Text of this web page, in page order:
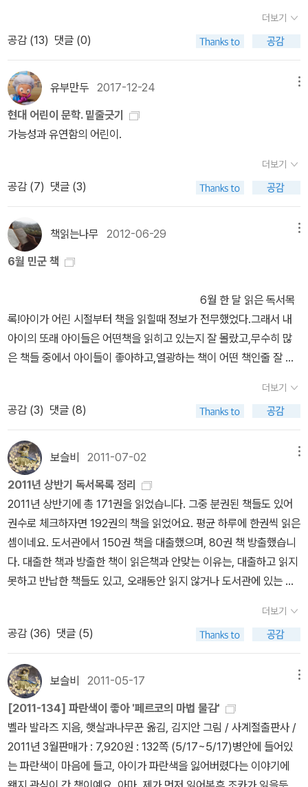
한 결말은 사랑을 이야기하는 그 어떤 문학 작품보다도 아름답게 다
가온다. 또한 페르코와 같은 독립적인 캐릭터를 통해 ‘성장 동화의 주
체는 말 그대로 성장하는 어린이’라는 단순하지만 중요한 진리를 다
시 한 번 깨닫게 한다. 우에노 료는 자신의 저서 『현대 어린이문학』에
서 ‘어린이를 그리는 것은 인간을 그리는 것이다. 인간을 그리는 것은
삶의 기쁨 또는 슬픔을 그리는 것이다.’라고 말했다. 그의 말처럼 이
작품에는 어린이가 ‘동심’ 속에 매몰된 수동적인 존재가 아닌 사랑하
한 듯, 이 작품이 생생하게 살아 숨 쉬는 이유이다. 동유럽 특유의 상
즈(Bela Balazs, 1884~1949)는 헝가리 태생의 작가로, 20세기
헝가리를 대표하는 예술가이자 사상가이다. 영화감독, 각본가, 시인,
소설가 등으로 다양한 분야에서 활동했으며, 무엇보다 초창기 영화
시적 인간』이나 『영화의 이론』 같은 그의 저서들은 지금까지도 전 세
계 영화학도들의 교과서로 불릴 만큼 훌륭한 이론서로 평가받는다.
그래서인지 작품에서 느껴지는 풍부한 색채감과 이미지는 상당히 강
렬하다. 특히 참하늘빛으로 대표되는 푸른빛의 이미지는 마치 영사기
에서 나오는 빛처럼 신비롭게 느껴지기까지 한다. 페르코가 다락방
궤짝 안에 들어가 누워 참하늘빛 하늘을 바라보는 장면이나, 몰래 물
젖는 장면은 작가의 영화적 상상력이 고스란히 투영된 장면이라고 할
수 있다. 그 때문에 발표된 지 90년 가까이 된 작품이라고는 믿기지
않을 만큼 세련되고 감각적이다. 『페르코의 마법 물감』은 우리에게
익숙한 영미권 판타지 동화와는 또 다른 매력으로, 아이들은 물론 그
시기를 지나온 어른들에게도 오랜만에 좋은 동화를 읽는 즐거움을 선
사할 것이다.
다가 물감을 만들면 어떻겠니? 봐라, 들판이 온통 꽃 천지잖니.” 라고
란색 꽃으로 뒤덮여 있다. “아저씨, 이 꽃으로 물감을 만들 수 있어
요?” “만들 수 있다마다. 자, 어서 꽃을 따렴.” 페르코는 서둘러 파란
꽃을 한 아름 딴다. 수위 아저씨는 파란 꽃의 이름이 ‘참 하늘빛’이라
고 알려준다. 참 하늘빛은 낮 열두시를 알리는 종소리가 울려야 핀다
고 한다. 참 하늘빛은 1분밖에 피어 있지 않으니까 서둘러 따야 한다
고 말이다. --본문 27쪽 집에 돌아온 페르코는 참하늘빛 꽃을 짜내
에 참하늘빛을 칠하여 완성한다. 다음 날 학교에 가서 칼리에게 그림
을 주지만 잿빛 구름이 가득한 하늘을 본 칼리는 이게 무슨 파란 하늘
이냐면서 그림을 던지고 짓밟아버린다. 무거운 마음으로 집에 가는
1펜게를 전해주다가 페르코의 그림을 보게 된다. 주지는 그림을 달라
면서 돋보기 등의 물건들을 페르코에게 준다. 페르코는 참하늘빛 그
림을 주지에게 준다. 커다란 병을 가지고 나타난 칼리는 페르코에게
참하늘빛을 달라면서 절반도 넘게 가져간다. 페르코는 남아 있는 참
에 들어가 뚜껑을 덮고서 참하늘빛의 아름다운 하늘을 본다. 하지만
참하늘빛을 가져간 칼리는 노박 선생님의 모자 안쪽에 참하늘빛을 칠
한다. 아무것도 모르는 노박 선생님은 모자를 쓰게 되고, 마당에 모인
학생들과 선생님들이 보는 앞에서 땀을 뻘뻘 흘린다. 그뿐만이 아니
다. 노박 선생님이 연설을 할 때는 모자 속에서 천둥소리가 울리고, 소
나기가 내린다. 노박 선생님은 모자를 내팽개치고, 학교에선 누가 노
박 선생님의 모자에 폭탄을 설치했는지 물샐틈없는 조사가 시작된다.
두려움에 떨던 칼리는 남아 있는 참하늘빛을 화장실에 버린다. 그뿐
만이 아니다. 주지는 부모님이 외출한 시간에 참하늘빛 그림을 배경
으로 인형놀이를 시작한다. 하지만 그림 속의 하늘에서 천둥이 치고
번개가 번쩍이더니 불꽃이 일어나 마침내 그림이 불타버린다. 말할
수 없이 신비로운 참하늘빛은 이처럼 두려운 측면이 있지만 너무나도
모여서 회의를 한 결과 참하늘빛을 다시 만들기로 한다. 그리하여 비
밀친구 페르코, 주지, 칼리는 페르코가 맨 처음 참하늘빛을 만났던 장
소 들판으로 가고, 그 곳에서 참하늘빛 꽃들을 발견한다. 하지만 참하
늘빛 꽃을 가지려면 울타리를 넘어야 한다. 그것도 1분 안에. 페르코
는 훌쩍 울타리를 넘어 들어가지만 주지는 울타리의 못에 옷이 걸려
서 내려설 수가 없다. 페르코는 꽃을 가질 수 있지만 주지가 가엾어서
주지의 옷을 못에서 벗겨내기 위해 애쓴다. 그 동안에 참하늘빛 꽃은
모두 사라진다. 게다가 키가 큰 정원지기가 나타나서 꽃 도둑이라면
첫 친구다. 참 하늘빛 꽃 물감을 얻어서 그림을 그린 페르코에게 그 비
밀을 함께 나누는 아이들이 하나둘 생긴다. 아이들이 비밀친구 그룹
에 끼어들려 애쓰고 그 비밀을 각자 제멋대로 다루는 모습이 흥미롭
다. 참 하늘빛 덕에 위기에 빠지기도하는 페르코. 숲에서 혼자 밤을 지
내는 페르코, 주지와 함께 갇혀버리는 헛간에서 페르코의 용기와 슬
기가 빛나고, 강가에서 만난 종교심 깊은 사람들을 대하는 페르코는
재치꾼이 된다. 이 모든 '해결'은 참 하늘빛 물감의 힘만으로 이뤄진걸
까. 페르코가 성장하는 모습에 마음이 뿌듯하다. 이제 페르코 주변의
어른들은 (예전처럼) 페르코를 윽박지르거나 무시하지 못하고 그의
더보기
공감 (13) 댓글 (0)
유부만두 2017-12-24
현대 어린이 문학. 밑줄긋기
가능성과 유연함의 어린이.
더보기
공감 (7) 댓글 (3)
책읽는나무 2012-06-29
6월 민군 책
록!아이가 어린 시절부터 책을 읽힐때 정보가 전무했었다.그래서 내
아이의 또래 아이들은 어떤책을 읽히고 있는지 잘 몰랐고,무수히 많
은 책들 중에서 아이들이 좋아하고,열광하는 책이 어떤 책인줄 잘 몰
그래서 나는 알라딘에서 서재질을 시작했었던 것같다.정보교환을 목
적으로 시작했다가 지금은 약간 변질된(?) 방향으로인생상담 형식
의 나만의 서재질로 변해 있긴 하지만서도..^^;; 처음 시작했던 본분을
잊지 않기 위해 아이들의 책정보에 대한 공유는 계속 하고 싶다.아이
가 영어나 수학 학원을 다니지 않기에 조금이나마 시간적 여유가 있
기에책을 좀 읽게 되는 것같다.읽을때는 잘 몰랐는데 기록을 해보니
좀 그러한 것같다.물론 아이와 나는 다독의 욕심이 먼저 앞서다 보니
정독은 잘 되질 않는 것은 사실이다.정독도 하지 않으면서 굳이 이렇
게 책 목록을 올리는 것은 내 자랑질이 결코 아닌, 누군가 내 또래 아
이들을 가진 이들과 공유를 하고 싶기 때문이다.아이를 초등학교 보
낸후,그림책과는 다른 분위기의 책들을 접하면서 나는 또 혼란에 빠
졌던 것같다.문고판 책들에 대한 정보가 거의 없었기 때문에어떻게
책을 읽혀야 되는지 잘 몰랐었다.그래서 1,2학년을 그냥 그렇게 시간
목록을 보면서 조금 도움을 받곤 했었다.(물론 현저하게 차이 나는 내
아이의 독서력에 철푸덕~ 좌절모드로 돌입하기도 하지만.ㅡ.ㅡ;;)나
처럼 무작정 헤매면서 무슨책을 골라야 하나? 고민하는 사람들이 있
다면,내가 도움 받은 만큼 또 그들에게 도움이 되었으면 하는 바람
에 다달이 올려본다.기록할 목적을 가지다보니 약간 의무감이 생겨
더 열심히 책을 읽히게 되는 장점도 있더라~^^헌데,아이에게 책을 권
하기 가장 좋은 방법은아무래도 엄마가 동화책을 읽어야봐야 하는 것
더보기
공감 (3) 댓글 (8)
보슬비 2011-07-02
2011년 상반기 독서목록 정리
2011년 상반기에 총 171권을 읽었습니다. 그중 분권된 책들도 있어
권수로 체크하자면 192권의 책을 읽었어요. 평균 하루에 한권씩 읽은
셈이네요. 도서관에서 150권 책을 대출했으며, 80권 책 방출했습니
다. 대출한 책과 방출한 책이 읽은책과 안맞는 이유는, 대출하고 읽지
못하고 반납한 책들도 있고, 오래동안 읽지 않거나 도서관에 있는 책
다. (판타지/SF/추리/미스터리/스릴러/로맨스) 그중 판타지 소설을
가장 많이 읽었네요. 일반소설은 약 7%인것을 보면 엄청 편식했습니
다. -.-;; 나라별로는 미국문학과 일본문학이 많았어요. 그중 한국책
은 전체의 1/6 (30권정도)밖에 읽지 못했는데, 일반소설은 6권밖에
안되는 점 반성합니다. (하지만 외국소설도 일반소설은 8권밖에 되지
않아요.^^;;) 외서는 유아도서(10권)를 제외하고 38권 읽었습니다.
일주일에 한권씩 읽은셈이네요. 그런데 대부분 판타지소설이 많았네
요. 상반기에는 행복한 책 읽기를 한것 같습니다. 판타지 (31
권) 어슐러 르귄의 '서부해안시리즈' 성장문학인데, 원서로 읽으면
더보기
공감 (36) 댓글 (5)
보슬비 2011-05-17
[2011-134] 파란색이 좋아 '페르코의 마법 물감'
벨라 발라즈 지음, 햇살과나무꾼 옮김, 김지안 그림 / 사계절출판사 /
2011년 3월판매가 : 7,920원 : 132쪽 (5/17~5/17)병안에 들어있
는 파란색이 마음에 들고, 아이가 파란색을 잃어버렸다는 이야기에